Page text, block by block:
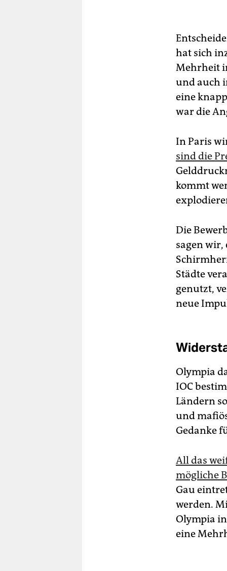
hat sich
Mehrheit
und auch
eine
war die
In Paris
sind die
kommt
Die
sagen
Städte
genutzt,
neue
Olympia
IOC
Ländern
und
Gedanke
All das
mögliche
Gau
werden.
Olympia
eine